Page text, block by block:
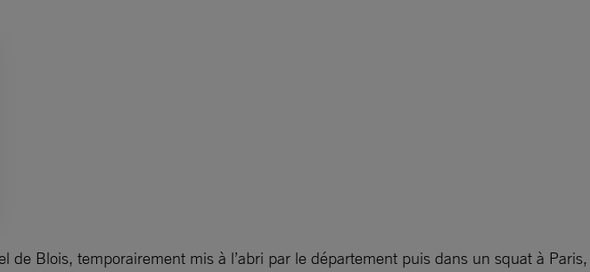
de Blois, temporairement mis à l’abri par le département puis dans un squat à Paris,